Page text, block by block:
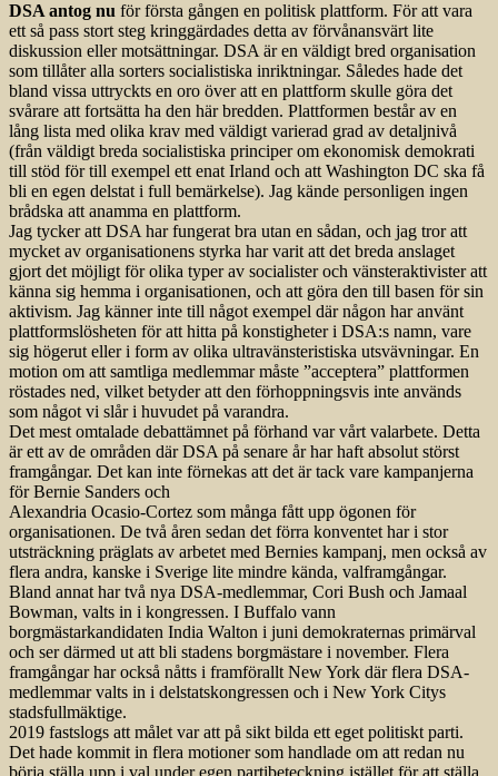
DSA antog nu för första gången en politisk plattform. För att vara
ett så pass stort steg kringgärdades detta av förvånansvärt lite
diskussion eller motsättningar. DSA är en väldigt bred organisation
som tillåter alla sorters socialistiska inriktningar. Således hade det
bland vissa uttryckts en oro över att en plattform skulle göra det
svårare att fortsätta ha den här bredden. Plattformen består av en
lång lista med olika krav med väldigt varierad grad av detaljnivå
(från väldigt breda socialistiska principer om ekonomisk demokrati
till stöd för till exempel ett enat Irland och att Washington DC ska få
bli en egen delstat i full bemärkelse). Jag kände personligen ingen
brådska att anamma en plattform.
Jag tycker att DSA har fungerat bra utan en sådan, och jag tror att
mycket av orga­nisationens styrka har varit att det breda anslaget
gjort det möjligt för olika typer av socialister och vänsteraktivister att
känna sig hemma i organisationen, och att göra den till basen för sin
aktivism. Jag känner inte till något exempel där någon har använt
plattformslösheten för att hitta på konstigheter i DSA:s namn, vare
sig högerut eller i form av olika ultravänsteristiska utsvävningar. En
motion om att samtliga medlemmar måste ”acceptera” plattformen
röstades ned, vilket betyder att den förhoppningsvis inte används
som något vi slår i huvudet på varandra.
Det mest omtalade debattämnet på förhand var vårt valarbete. Detta
är ett av de områden där DSA på senare år har haft absolut störst
framgångar. Det kan inte förnekas att det är tack vare kampanjerna
för Bernie Sanders och
Alexandria Ocasio-Cortez som många fått upp ögonen för
organisationen. De två åren sedan det förra konventet har i stor
utsträckning präglats av arbetet med Bernies kampanj, men också av
flera andra, kanske i Sverige lite mindre kända, valframgångar.
Bland annat har två nya DSA-medlemmar, Cori Bush och Jamaal
Bowman, valts in i kongressen. I Buffalo vann
borgmästarkandidaten India Walton i juni demokraternas primärval
och ser därmed ut att bli stadens borgmästare i november. Flera
framgångar har också nåtts i framförallt New York där flera DSA-
medlemmar valts in i delstatskongressen och i New York Citys
stadsfullmäktige.
2019 fastslogs att målet var att på sikt bilda ett eget politiskt parti.
Det hade kommit in flera motioner som handlade om att redan nu